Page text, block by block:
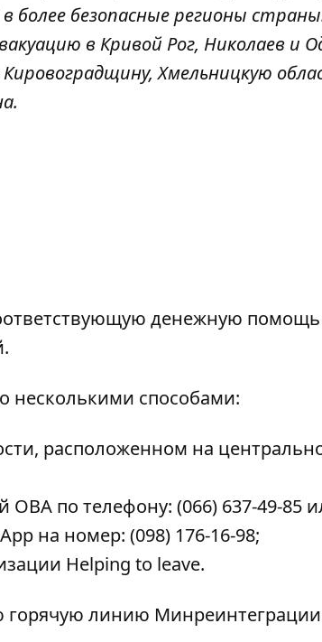
более безопасные регионы
в Кривой Рог, Николаев и
Хмельницкую
денежную помощь
несколькими способами:
расположенном на
по телефону: (066) 637-49-85
на номер: (098) 176-16-98;
Helping to leave.
горячую линию